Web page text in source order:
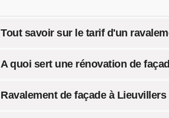
Tout savoir sur le tarif d'un
A quoi sert une rénovation de
Ravalement de façade à Lieuvillers